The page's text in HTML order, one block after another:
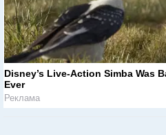
Disney’s Live-Action Simba Was
Ever
Реклама